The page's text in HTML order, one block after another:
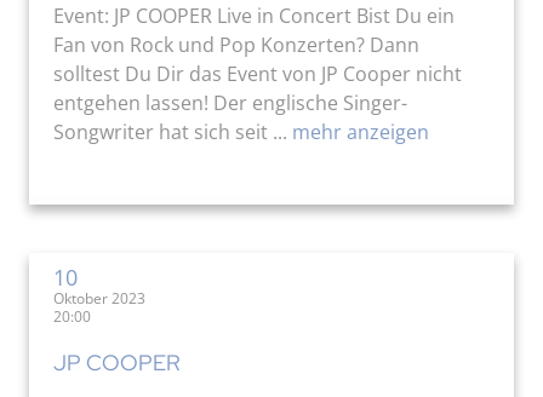
Event: JP COOPER Live in Concert Bist Du ein
Fan von Rock und Pop Konzerten? Dann
solltest Du Dir das Event von JP Cooper nicht
entgehen lassen! Der englische Singer-
Songwriter hat sich seit ... mehr anzeigen
10
Oktober 2023
20:00
JP COOPER